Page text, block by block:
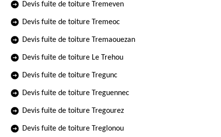
Devis fuite de toiture Tremeven
Devis fuite de toiture Tremeoc
Devis fuite de toiture Tremaouezan
Devis fuite de toiture Le Trehou
Devis fuite de toiture Tregunc
Devis fuite de toiture Treguennec
Devis fuite de toiture Tregourez
Devis fuite de toiture Treglonou